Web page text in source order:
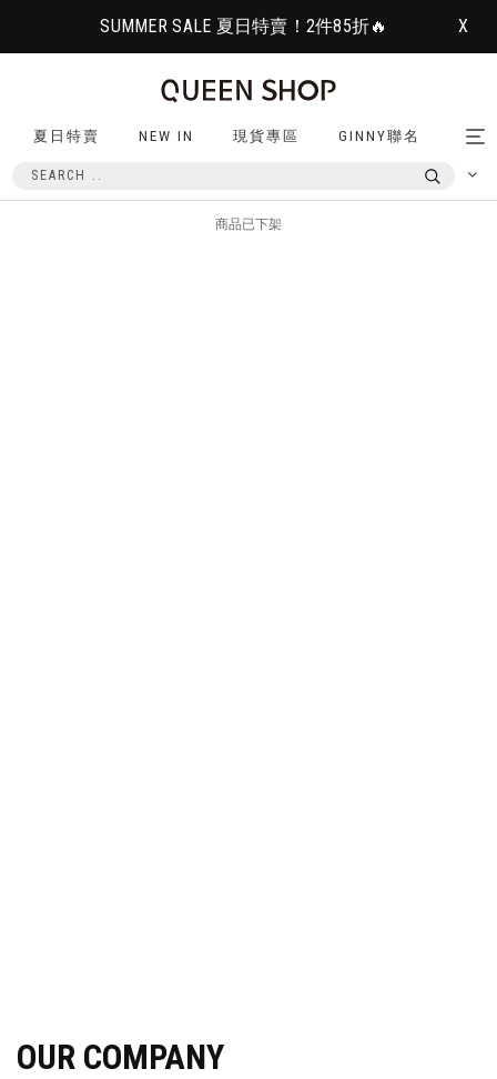
SUMMER SALE 夏日特賣！2件85折🔥 X
夏日特賣 NEW IN 現貨專區 GINNY聯名
商品已下架
OUR COMPANY